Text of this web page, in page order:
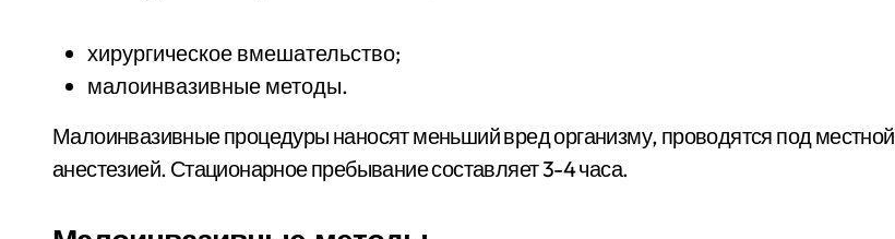
хирургическое вмешательство;
малоинвазивные методы.
Малоинвазивные процедуры наносят меньший вред организму, проводятся под местной
анестезией. Стационарное пребывание составляет 3-4 часа.